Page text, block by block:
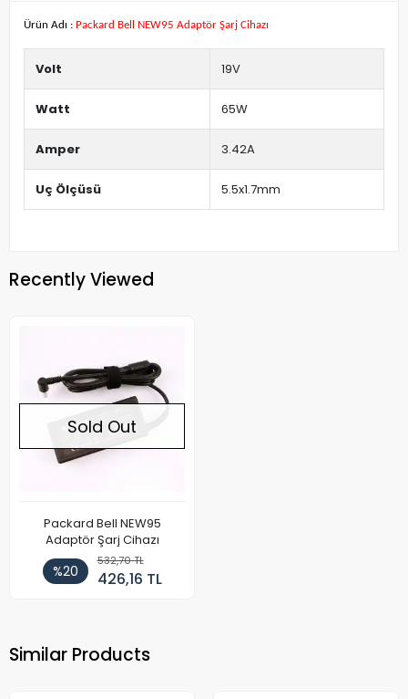
Ürün Adı : Packard Bell NEW95 Adaptör Şarj Cihazı
Volt 19V
Watt 65W
Amper 3.42A
Uç Ölçüsü 5.5x1.7mm
Recently Viewed
Sold Out
Packard Bell NEW95
Adaptör Şarj Cihazı
%20
532,70 TL
426,16 TL
Similar Products